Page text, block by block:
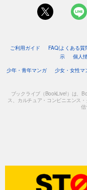
ご利用ガイド FAQ(よくある質
示
個人
少年・青年マンガ
少女・女性マ
ブックライブ（BookLive!）は、
ス、カルチュア・コンビニエンス
信